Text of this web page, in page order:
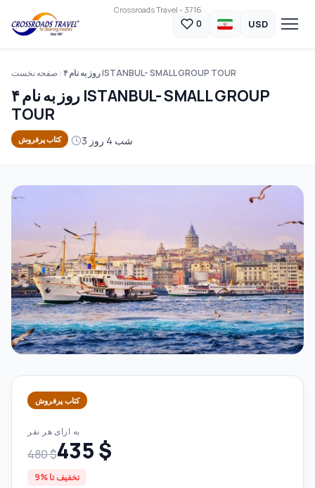
Crossroads Travel - 3716
0 USD
صفحه نخست ۴ روز به نام ISTANBUL- SMALL GROUP TOUR
۴ روز به نام ISTANBUL- SMALL GROUP
TOUR
کتاب پرفروش 3 شب 4 روز
کتاب پرفروش
به ازای هر نفر
480 $435 $
تخفیف تا %9